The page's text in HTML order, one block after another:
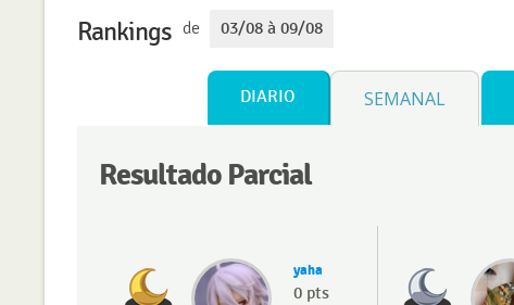
Rankings de 03/08 à 09/08
DIARIO SEMANAL
Resultado Parcial
yaha
0 pts